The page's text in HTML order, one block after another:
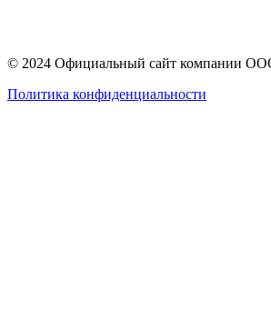
© 2024 Официальный сайт компании
Политика конфиденциальности